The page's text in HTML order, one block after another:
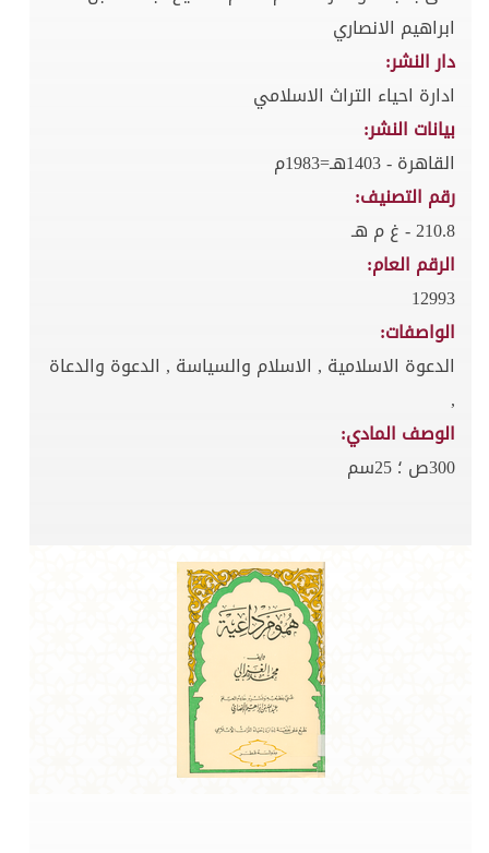
ابراهيم الانصاري
دار النشر:
ادارة احياء التراث الاسلامي
بيانات النشر:
القاهرة - 1403هـ=1983م
رقم التصنيف:
210.8 - غ م هـ
الرقم العام:
12993
الواصفات:
الدعوة الاسلامية , الاسلام والسياسة , الدعوة والدعاة
,
الوصف المادي:
300ص ؛ 25سم